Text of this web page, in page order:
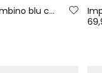
Giacca denim a maglia bambino blu con collo in spugna